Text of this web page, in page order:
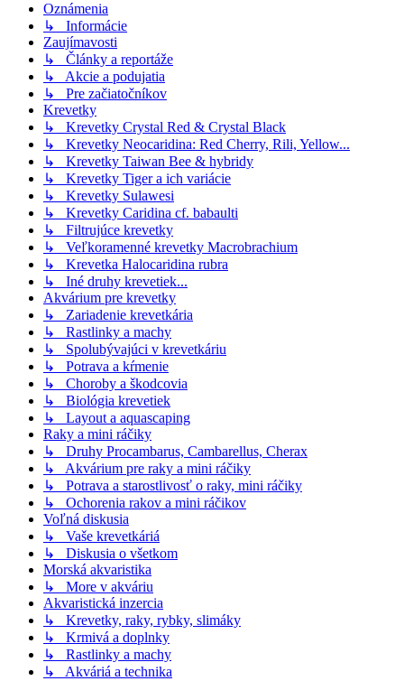
Oznámenia
↳ Informácie
Zaujímavosti
↳ Články a reportáže
↳ Akcie a podujatia
↳ Pre začiatočníkov
Krevetky
↳ Krevetky Crystal Red & Crystal Black
↳ Krevetky Neocaridina: Red Cherry, Rili, Yellow...
↳ Krevetky Taiwan Bee & hybridy
↳ Krevetky Tiger a ich variácie
↳ Krevetky Sulawesi
↳ Krevetky Caridina cf. babaulti
↳ Filtrujúce krevetky
↳ Veľkoramenné krevetky Macrobrachium
↳ Krevetka Halocaridina rubra
↳ Iné druhy krevetiek...
Akvárium pre krevetky
↳ Zariadenie krevetkária
↳ Rastlinky a machy
↳ Spolubývajúci v krevetkáriu
↳ Potrava a kŕmenie
↳ Choroby a škodcovia
↳ Biológia krevetiek
↳ Layout a aquascaping
Raky a mini ráčiky
↳ Druhy Procambarus, Cambarellus, Cherax
↳ Akvárium pre raky a mini ráčiky
↳ Potrava a starostlivosť o raky, mini ráčiky
↳ Ochorenia rakov a mini ráčikov
Voľná diskusia
↳ Vaše krevetkáriá
↳ Diskusia o všetkom
Morská akvaristika
↳ More v akváriu
Akvaristická inzercia
↳ Krevetky, raky, rybky, slimáky
↳ Krmivá a doplnky
↳ Rastlinky a machy
↳ Akváriá a technika